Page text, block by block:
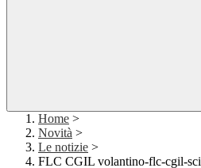
Home >
Novità >
Le notizie >
FLC CGIL volantino-flc-cgil-